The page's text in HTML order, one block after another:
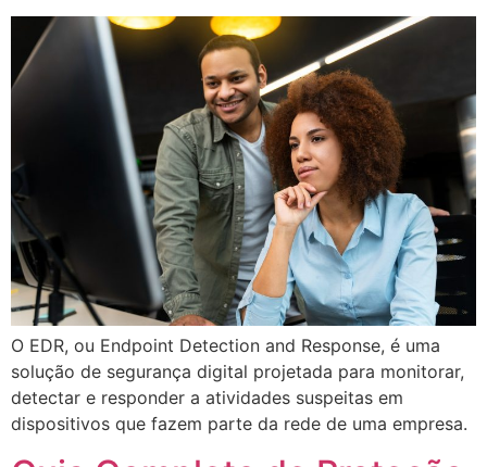
O EDR, ou Endpoint Detection and Response, é uma
solução de segurança digital projetada para monitorar,
detectar e responder a atividades suspeitas em
dispositivos que fazem parte da rede de uma empresa.